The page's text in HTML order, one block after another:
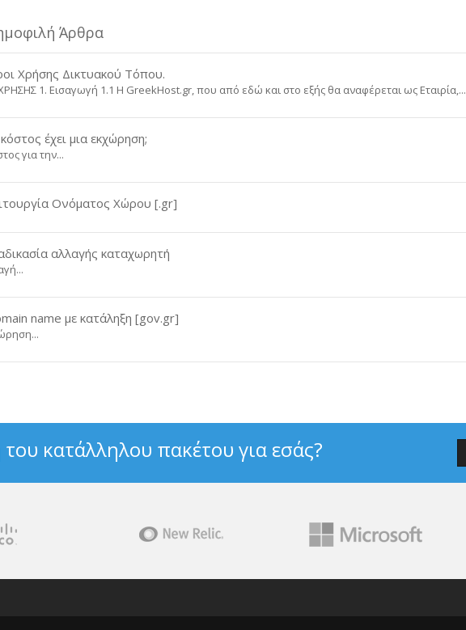
Άρθρα
Χρήσης Δικτυακού Τόπου.
1. Εισαγωγή 1.1 H GreekHost.gr, που από εδώ και στο εξής θα αναφέρεται ως Εταιρία,...
έχει μια εκχώρηση;
για την...
Ονόματος Χώρου [.gr]
αλλαγής καταχωρητή
name με κατάληξη [gov.gr]
κατάλληλου πακέτου για εσάς?